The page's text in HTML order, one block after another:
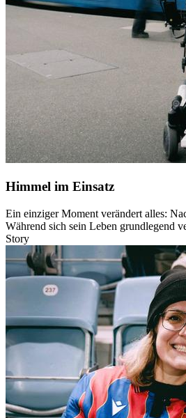
Himmel im Einsatz
Ein einziger Moment verändert alles:
Während sich sein Leben grundlegend
Story